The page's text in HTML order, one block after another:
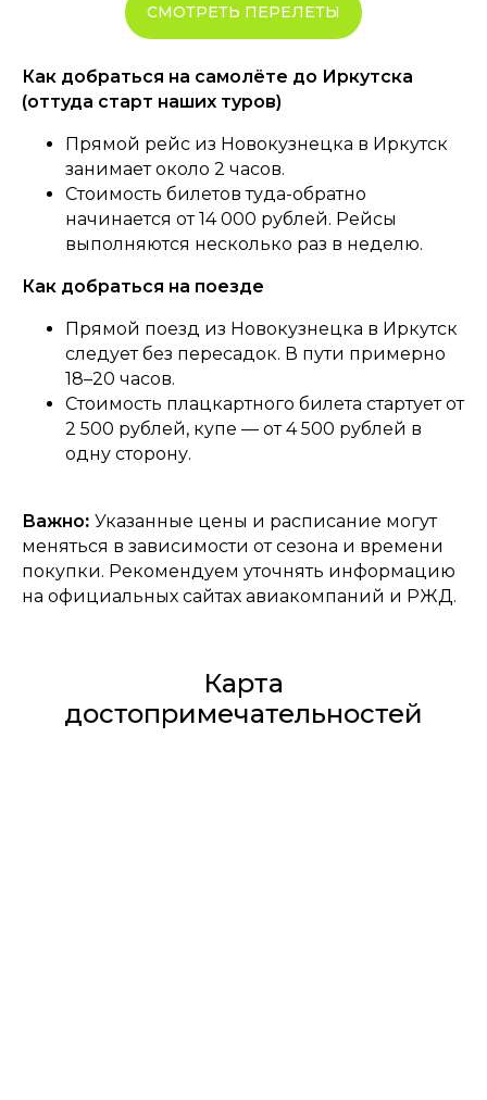
СМОТРЕТЬ ПЕРЕЛЕТЫ
Как добраться на самолёте до Иркутска
(оттуда старт наших туров)
Прямой рейс из Новокузнецка в Иркутск
занимает около 2 часов.
Стоимость билетов туда-обратно
начинается от 14 000 рублей. Рейсы
выполняются несколько раз в неделю.
Как добраться на поезде
Прямой поезд из Новокузнецка в Иркутск
следует без пересадок. В пути примерно
18–20 часов.
Стоимость плацкартного билета стартует от
2 500 рублей, купе — от 4 500 рублей в
одну сторону.
Важно: Указанные цены и расписание могут
меняться в зависимости от сезона и времени
покупки. Рекомендуем уточнять информацию
на официальных сайтах авиакомпаний и РЖД.
Карта
достопримечательностей